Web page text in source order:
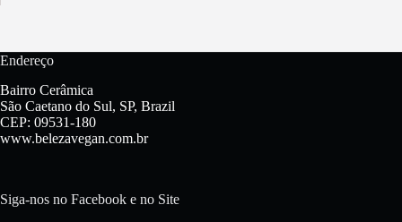
Endereço
Bairro Cerâmica
São Caetano do Sul, SP, Brazil
CEP: 09531-180
www.belezavegan.com.br
Siga-nos no Facebook e no Site